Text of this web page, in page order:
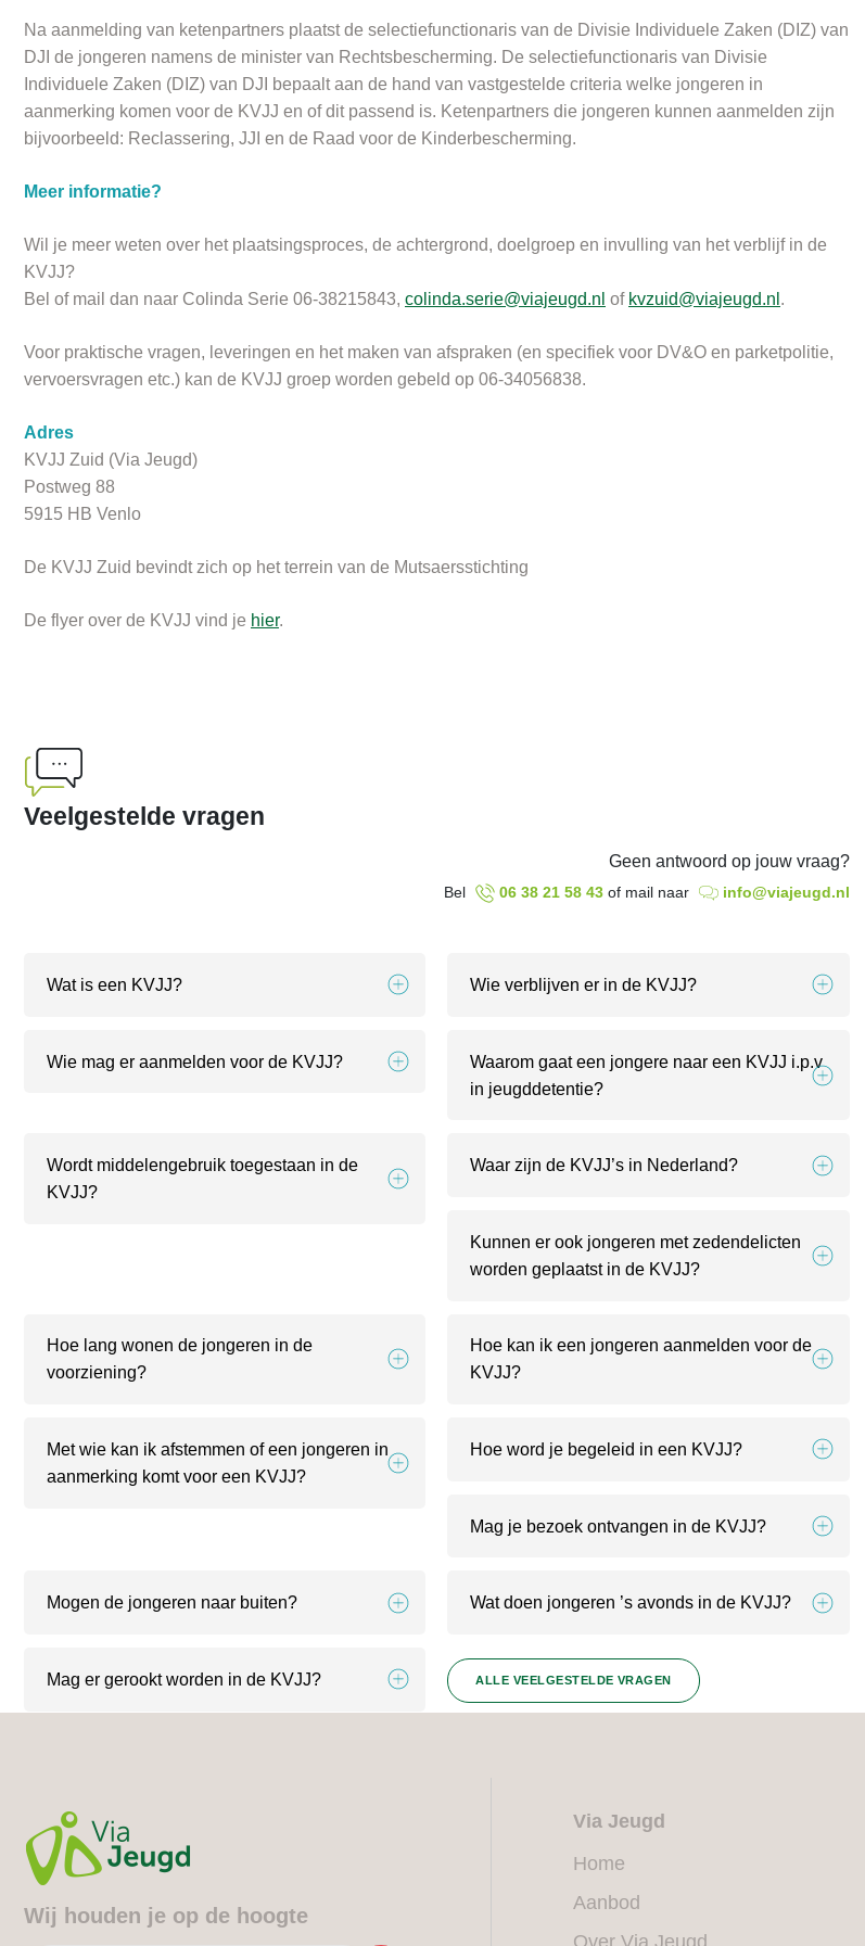
Na aanmelding van ketenpartners plaatst de selectiefunctionaris van de Divisie Individuele Zaken (DIZ) van
DJI de jongeren namens de minister van Rechtsbescherming. De selectiefunctionaris van Divisie
Individuele Zaken (DIZ) van DJI bepaalt aan de hand van vastgestelde criteria welke jongeren in
aanmerking komen voor de KVJJ en of dit passend is. Ketenpartners die jongeren kunnen aanmelden zijn
bijvoorbeeld: Reclassering, JJI en de Raad voor de Kinderbescherming.
Meer informatie?
Wil je meer weten over het plaatsingsproces, de achtergrond, doelgroep en invulling van het verblijf in de
KVJJ?
Bel of mail dan naar Colinda Serie 06-38215843, colinda.serie@viajeugd.nl of kvzuid@viajeugd.nl .
Voor praktische vragen, leveringen en het maken van afspraken (en specifiek voor DV&O en parketpolitie,
vervoersvragen etc.) kan de KVJJ groep worden gebeld op 06-34056838.
Adres
KVJJ Zuid (Via Jeugd)
Postweg 88
5915 HB Venlo
De KVJJ Zuid bevindt zich op het terrein van de Mutsaersstichting
De flyer over de KVJJ vind je hier.
Veelgestelde vragen
Geen antwoord op jouw vraag?
Bel 06 38 21 58 43of mail naar info@viajeugd.nl
Wat is een KVJJ? Wie verblijven er in de KVJJ?
Wie mag er aanmelden voor de KVJJ?
Waarom gaat een jongere naar een KVJJ i.p.v
in jeugddetentie?
Wordt middelengebruik toegestaan in de
KVJJ?
Waar zijn de KVJJ’s in Nederland?
Kunnen er ook jongeren met zedendelicten
worden geplaatst in de KVJJ?
Hoe lang wonen de jongeren in de
voorziening?
Hoe kan ik een jongeren aanmelden voor de
KVJJ?
Met wie kan ik afstemmen of een jongeren in
aanmerking komt voor een KVJJ?
Hoe word je begeleid in een KVJJ?
Mag je bezoek ontvangen in de KVJJ?
Mogen de jongeren naar buiten? Wat doen jongeren ’s avonds in de KVJJ?
Mag er gerookt worden in de KVJJ? ALLE VEELGESTELDE VRAGEN
Wij houden je op de hoogte
Via Jeugd
Home
Aanbod
Over Via Jeugd